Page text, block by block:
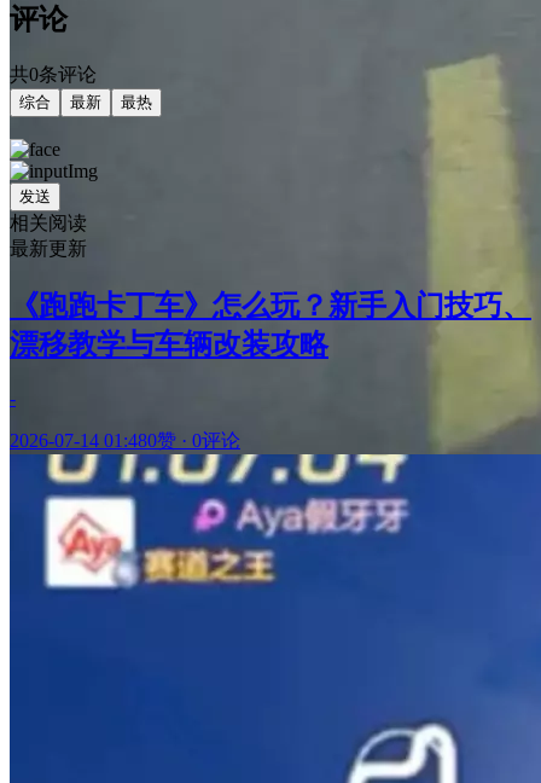
评论
共0条评论
综合 最新 最热
发送
相关阅读
最新更新
《跑跑卡丁车》怎么玩？新手入门技巧、
漂移教学与车辆改装攻略
-
2026-07-14 01:480赞 · 0评论